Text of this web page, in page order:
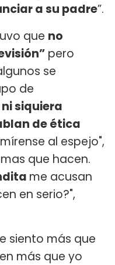
a su padre”.
que no
pero
se
de
siquiera
de ética
al espejo",
que hacen.
me acusan
en serio?",
siento más que
más que yo